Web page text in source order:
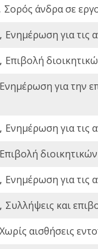
Σορός άνδρα σε
Ενημέρωση για τις
Eπιβολή
Ενημέρωση για την
Ενημέρωση για τις
Eπιβολή
Ενημέρωση για τις
Συλλήψεις και
Χωρίς αισθήσεις